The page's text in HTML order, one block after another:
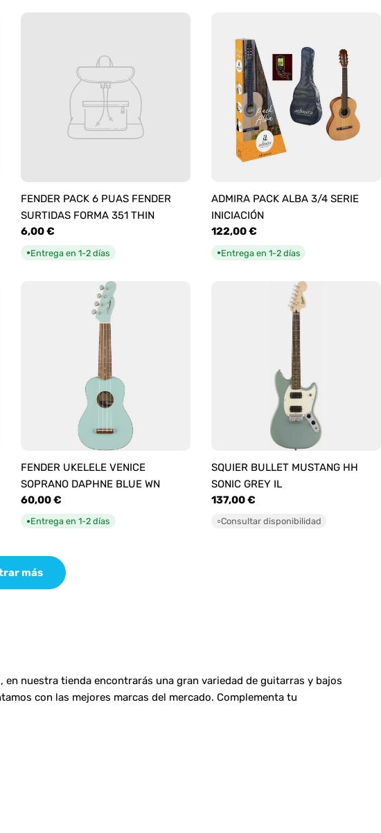
FENDER PACK 6 PUAS FENDER
SURTIDAS FORMA 351 THIN
Precio
habitual
6,00 €
●Entrega en 1-2 días
ADMIRA PACK ALBA 3/4 SERIE
INICIACIÓN
Precio
habitual
122,00 €
●Entrega en 1-2 días
FENDER UKELELE VENICE
SOPRANO DAPHNE BLUE WN
Precio
habitual
60,00 €
●Entrega en 1-2 días
SQUIER BULLET MUSTANG HH
SONIC GREY IL
Precio
137,00 €
○Consultar disponibilidad
más
nuestra tienda encontrarás una gran variedad de guitarras y bajos
con las mejores marcas del mercado. Complementa tu